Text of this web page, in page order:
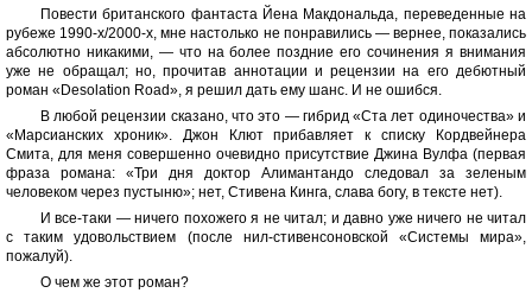
Повести британского фантаста Йена Макдональда, переведенные на
рубеже 1990-х/2000-х, мне настолько не понравились — вернее, показались
абсолютно никакими, — что на более поздние его сочинения я внимания
уже не обращал; но, прочитав аннотации и рецензии на его дебютный
роман «Desolation Road», я решил дать ему шанс. И не ошибся.
В любой рецензии сказано, что это — гибрид «Ста лет одиночества» и
«Марсианских хроник». Джон Клют прибавляет к списку Кордвейнера
Смита, для меня совершенно очевидно присутствие Джина Вулфа (первая
фраза романа: «Три дня доктор Алимантандо следовал за зеленым
человеком через пустыню»; нет, Стивена Кинга, слава богу, в тексте нет).
И все-таки — ничего похожего я не читал; и давно уже ничего не читал
с таким удовольствием (после нил-стивенсоновской «Системы мира»,
пожалуй).
О чем же этот роман?